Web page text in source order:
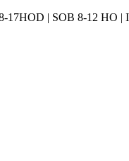
| SOB 8-12 HO